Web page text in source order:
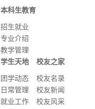
本科生教育
招生就业
专业介绍
教学管理
学生天地
团学动态
日常管理
就业工作
校友之家
校友名录
校友新闻
校友风采